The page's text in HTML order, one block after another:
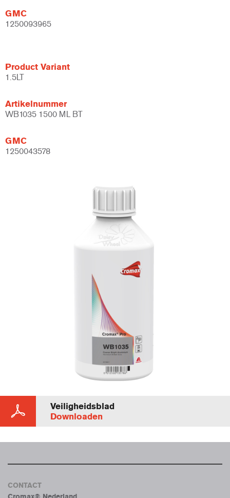
GMC
1250093965
Product Variant
1.5LT
Artikelnummer
WB1035 1500 ML BT
GMC
1250043578
Veiligheidsblad
Downloaden
CONTACT